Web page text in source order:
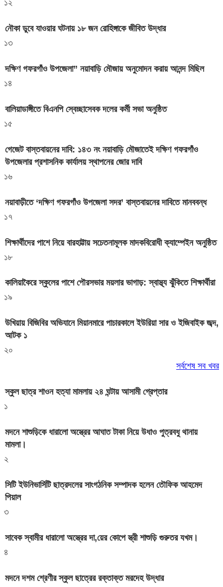
১২
নৌকা ডুবে যাওয়ার ঘটনায় ১৮ জন রোহিঙ্গাকে জীবিত উদ্ধার
১৩
দক্ষিণ গফরগাঁও উপজেলা” নয়াবাড়ি মৌজায় অনুমোদন করায় আনন্দ মিছিল
১৪
বালিয়াডাঙ্গীতে বিএনপি স্বেচ্ছাসেবক দলের কর্মী সভা অনুষ্ঠিত
১৫
গেজেট বাস্তবায়নের দাবি: ১৪৩ নং নয়াবাড়ি মৌজাতেই দক্ষিণ গফরগাঁও
উপজেলার প্রশাসনিক কার্যালয় স্থাপনের জোর দাবি
১৬
নয়াবাড়ীতে ‘দক্ষিণ গফরগাঁও উপজেলা সদর’ বাস্তবায়নের দাবিতে মানববন্ধ
১৭
শিক্ষার্থীদের পাশে নিয়ে বারহাট্টায় সচেতনামূলক মাদকবিরোধী ক্যাম্পেইন অনুষ্ঠিত
১৮
কালিয়াকৈরে স্কুলের পাশে পৌরসভার ময়লার ভাগাড়: স্বাস্থ্য ঝুঁকিতে শিক্ষার্থীরা
১৯
উখিয়ায় বিজিবির অভিযানে মিয়ানমারে পাচারকালে ইউরিয়া সার ও ইজিবাইক জব্দ,
আটক ১
২০
সর্বশেষ সব খবর
স্কুল ছাত্র শাওন হত্যা মামলায় ২৪ ঘন্টায় আসামী গ্রেপ্তার
১
মদনে শাশুড়িকে ধারালো অস্ত্রের আঘাত টাকা নিয়ে উধাও পুত্রবধু থানায়
মামলা।
২
সিটি ইউনিভার্সিটি ছাত্রদলের সাংগঠনিক সম্পাদক হলেন তৌফিক আহমেদ
পিয়াল
৩
সাবেক স্বামীর ধারালো অস্ত্রের দা,য়ের কোপে স্ত্রী শাশুড়ি গুরুতর যখম।
৪
মদনে দশম শ্রেণীর স্কুল ছাত্রের রক্তাক্ত মরদেহ উদ্ধার